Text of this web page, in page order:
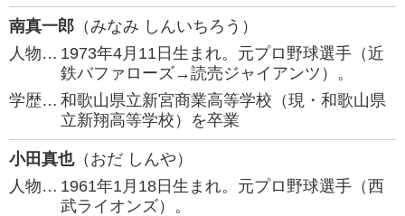
南真一郎 （みなみ しんいちろう）
人物… 1973年4月11日生まれ。元プロ野球選手（近
鉄バファローズ→読売ジャイアンツ）。
学歴… 和歌山県立新宮商業高等学校（現・和歌山県
立新翔高等学校）を卒業
小田真也（おだ しんや）
人物… 1961年1月18日生まれ。元プロ野球選手（西
武ライオンズ）。